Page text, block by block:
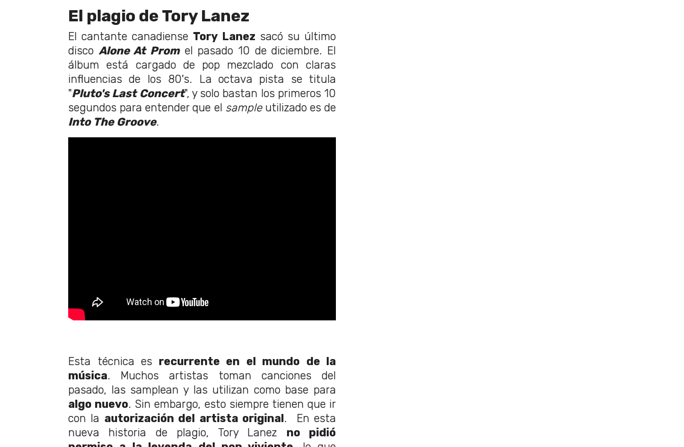
El plagio de Tory Lanez
El cantante canadiense Tory Lanez sacó su último
disco Alone At Promel pasado 10 de diciembre. El
álbum está cargado de pop mezclado con claras
influencias de los 80's. La octava pista se titula
"Pluto's Last Concert", y solo bastan los primeros 10
segundos para entender que el sampleutilizado es de
Into The Groove.
Esta técnica es recurrente en el mundo de la
música. Muchos artistas toman canciones del
pasado, las samplean y las utilizan como base para
algo nuevo. Sin embargo, esto siempre tienen que ir
con la autorización del artista original. En esta
nueva historia de plagio, Tory Lanez no pidió